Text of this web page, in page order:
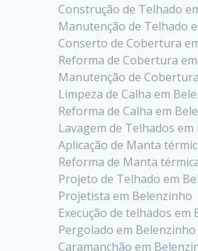
Construção de Telhado
Manutenção de Telhado
Conserto de Cobertura
Reforma de Cobertura
Manutenção de
Limpeza de Calha em
Reforma de Calha em
Lavagem de Telhados
Aplicação de Manta
Reforma de Manta
Projeto de Telhado em
Projetista em Belenzinho
Execução de telhados em
Pergolado em Belenzinho
Caramanchão em